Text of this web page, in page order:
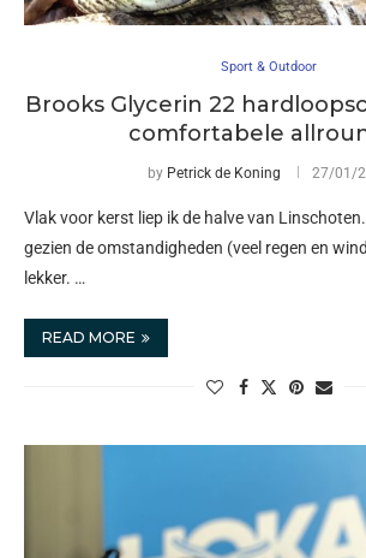
Sport & Outdoor
Brooks Glycerin 22
comfortabele
by Petrick de Koning 27/01/
Vlak voor kerst liep ik de halve van
gezien de omstandigheden (veel regen en
lekker. …
READ MORE